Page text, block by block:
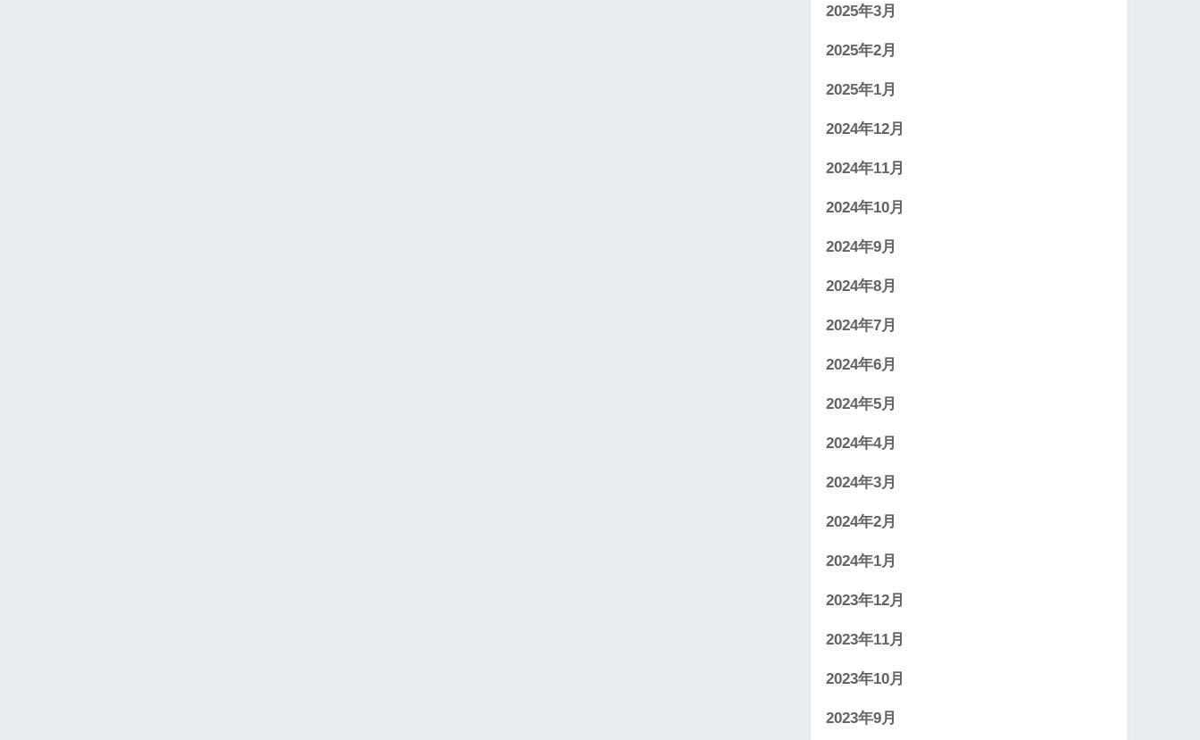
2025年3月
2025年2月
2025年1月
2024年12月
2024年11月
2024年10月
2024年9月
2024年8月
2024年7月
2024年6月
2024年5月
2024年4月
2024年3月
2024年2月
2024年1月
2023年12月
2023年11月
2023年10月
2023年9月